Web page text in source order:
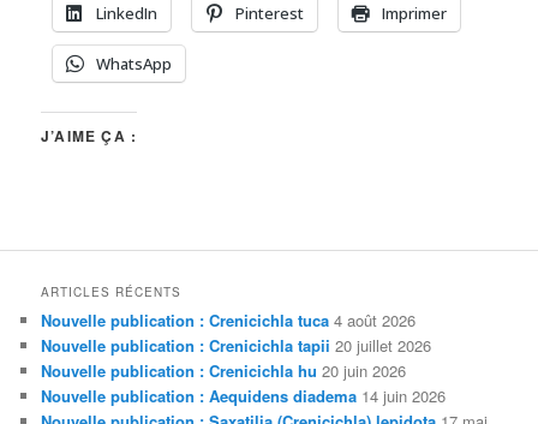
LinkedIn Pinterest Imprimer
WhatsApp
J’AIME ÇA :
ARTICLES RÉCENTS
Nouvelle publication : Crenicichla tuca 4 août 2026
Nouvelle publication : Crenicichla tapii 20 juillet 2026
Nouvelle publication : Crenicichla hu 20 juin 2026
Nouvelle publication : Aequidens diadema 14 juin 2026